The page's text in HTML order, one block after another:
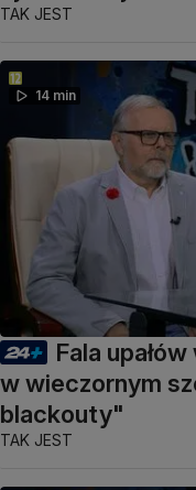
TAK JEST
14 min
Fala
w wieczornym
blackouty"
TAK JEST